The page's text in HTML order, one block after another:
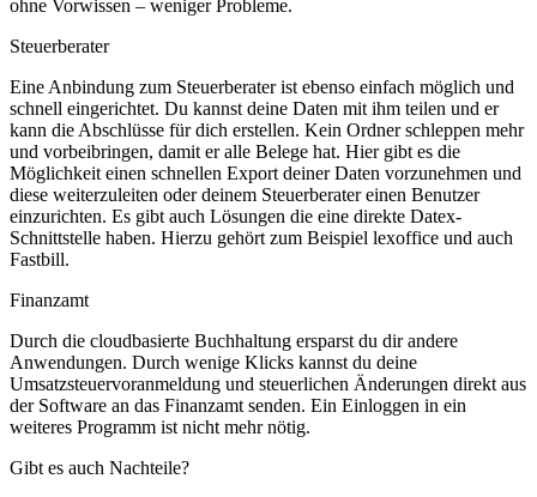
ohne Vorwissen – weniger Probleme.
Steuerberater
Eine Anbindung zum Steuerberater ist ebenso einfach möglich und
schnell eingerichtet. Du kannst deine Daten mit ihm teilen und er
kann die Abschlüsse für dich erstellen. Kein Ordner schleppen mehr
und vorbeibringen, damit er alle Belege hat. Hier gibt es die
Möglichkeit einen schnellen Export deiner Daten vorzunehmen und
diese weiterzuleiten oder deinem Steuerberater einen Benutzer
einzurichten. Es gibt auch Lösungen die eine direkte Datex-
Schnittstelle haben. Hierzu gehört zum Beispiel lexoffice und auch
Fastbill.
Finanzamt
Durch die cloudbasierte Buchhaltung ersparst du dir andere
Anwendungen. Durch wenige Klicks kannst du deine
Umsatzsteuervoranmeldung und steuerlichen Änderungen direkt aus
der Software an das Finanzamt senden. Ein Einloggen in ein
weiteres Programm ist nicht mehr nötig.
Gibt es auch Nachteile?